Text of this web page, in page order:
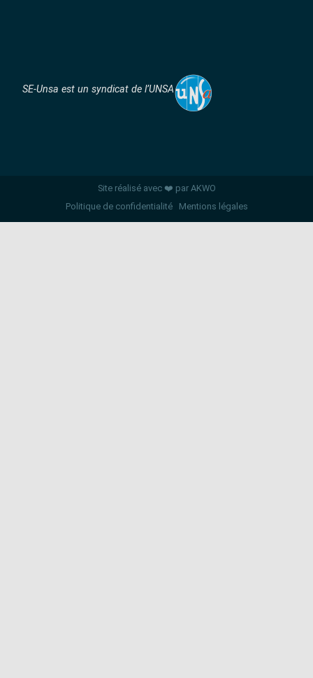
SE-Unsa est un syndicat de l’UNSA
Site réalisé avec ❤️ par AKWO
Politique de confidentialité
Mentions légales